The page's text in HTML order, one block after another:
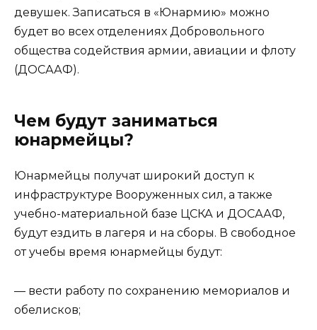
девушек. Записаться в «Юнармию» можно
будет во всех отделениях Добровольного
общества содействия армии, авиации и флоту
(ДОСААФ).
Чем будут заниматься
юнармейцы?
Юнармейцы получат широкий доступ к
инфраструктуре Вооруженных сил, а также
учебно-материальной базе ЦСКА и ДОСААФ,
будут ездить в лагеря и на сборы. В свободное
от учебы время юнармейцы будут:
— вести работу по сохранению мемориалов и
обелисков;